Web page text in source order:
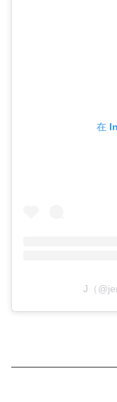
在
J（